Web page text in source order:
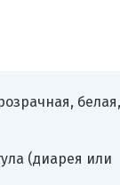
белая,
(диарея или